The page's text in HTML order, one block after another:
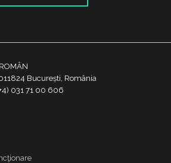
București, România
031 71 00 606